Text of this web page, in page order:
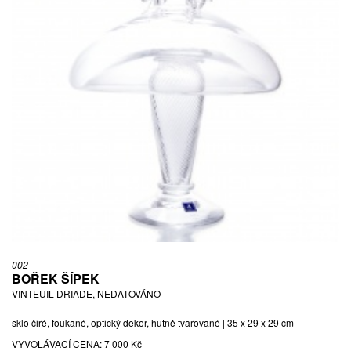
002
BOŘEK ŠÍPEK
VINTEUIL DRIADE, NEDATOVÁNO
sklo čiré, foukané, optický dekor, hutně tvarované | 35 x 29 x 29 cm
VYVOLÁVACÍ CENA:7 000 Kč